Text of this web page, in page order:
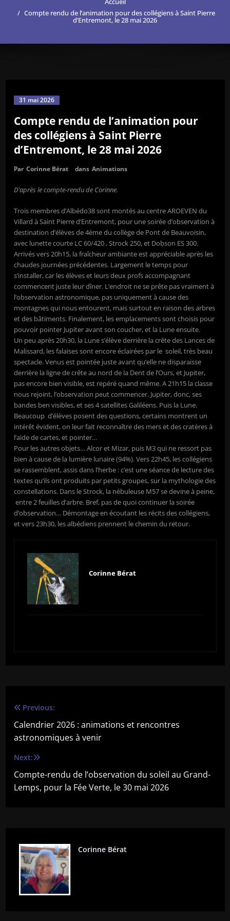
Compte rendu de l’animation pour des collégiens à Saint Pierre
d’Entremont, le 28 mai 2026
31 mai 2026
Compte rendu de l’animation pour
des collégiens à Saint Pierre
d’Entremont, le 28 mai 2026
Par Corinne Bérat dans Animations
D’après le compte-rendu de Corinne.
Trois membres d’Albédo38 sont montés au centre AROEVEN du
Villard à Saint Pierre d’Entremont, pour une soirée d’observation à
destination d’élèves de 4ème du collège de Pont de Beauvoisin,
avec lunette courte LC 60/420 , Strock 250, et Dobson ES 300.
Arrivés vers 20h15, la fraîcheur ambiante est appréciable après les
chaudes journées précédentes. Largement le temps pour
s’installer, car les élèves et leurs deux profs accompagnant
commencent juste leur dîner. L’endroit ne se prête pas vraiment à
l’observation astronomique, pas uniquement à cause des
montagnes qui nous entourent, mais surtout en raison des arbres
et des bâtiments. Finalement, les emplacements sont choisis pour
pouvoir pointer Jupiter avant son coucher, et la Lune ensuite.
Un peu après 20h30, la Lune s’élève derrière la crête des Lances de
Malissard, les falaises sont encore éclairées par le soleil, très beau
spectacle. Venus est pointée juste avant qu’elle ne disparaisse
derrière la ligne de crête au nord de la Dent de l’Ours, et Jupiter,
pas encore bien visible, est repéré quand même. A 21h15 la classe
nous rejoint, l’observation peut commencer. Jupiter, donc, ses
bandes ben visibles, et ses 4 satellites Galiléens. Puis la Lune.
Beaucoup d’élèves posent des questions, certains montrent un
intérêt évident, on leur fait reconnaître des mers et des cratères à
l’aide de cartes, et pointer…
Pour les autres objets… Alcor et Mizar, puis M3 qui ne ressort pas
bien à cause de la lumière lunaire (94%). Vers 22h45, les collégiens
se rassemblent, assis dans l’herbe : c’est une séance de lecture des
textes qu’ils ont produits par petits groupes, sur la mythologie des
constellations. Dans le Strock, la nébuleuse M57 se devine à peine,
entre 2 feuilles d’arbre. Bref, pas de quoi continuer la soirée
d’observation… Démontage en écoutant les récits des collégiens,
et vers 23h30, les albédiens prennent le chemin du retour.
Corinne Bérat
Navigation
de
l’article
Previous:
Calendrier 2026 : animations et rencontres
astronomiques à venir
Next:
Compte-rendu de l’observation du soleil au Grand-
Lemps, pour la Fée Verte, le 30 mai 2026
Corinne Bérat